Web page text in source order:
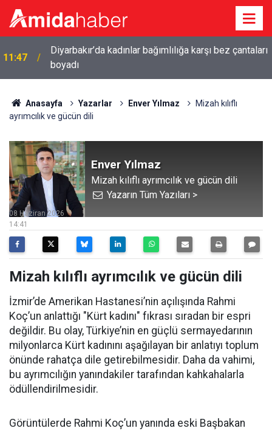
11:34 Diyarbakır’da emeklilerin gündemi: Yoksulluk
Anasayfa Yazarlar Enver Yılmaz
Mizah kılıflı
ayrımcılık ve gücün dili
Enver Yılmaz
Mizah kılıflı ayrımcılık ve gücün dili
Yazarın Tüm Yazıları >
14:41
08 Haziran 2026
Mizah kılıflı ayrımcılık ve gücün dili
İzmir’de Amerikan Hastanesi’nin açılışında Rahmi
Koç’un anlattığı "Kürt kadını" fıkrası sıradan bir espri
değildir. Bu olay, Türkiye’nin en güçlü sermayedarının
milyonlarca Kürt kadınını aşağılayan bir anlatıyı toplum
önünde rahatça dile getirebilmesidir. Daha da vahimi,
bu ayrımcılığın yanındakiler tarafından kahkahalarla
ödüllendirilmesidir.
Görüntülerde Rahmi Koç’un yanında eski Başbakan